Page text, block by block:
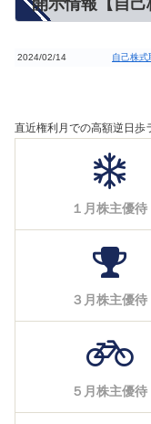
開示情報【自己
2024/02/14 自己株
直近権利月での高額逆日歩
１月株主優待
３月株主優待
５月株主優待